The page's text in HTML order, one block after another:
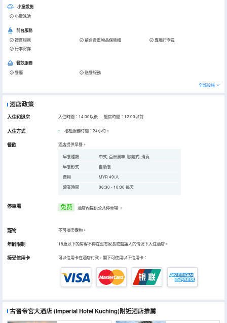
小童設施
小童泳池
前台服務
禮賓服務 前台貴重物品保險櫃
專職行李員
行李寄存
餐飲服務
餐廳 送餐服務
全部設施
酒店政策
入住和退房 入住時間：14:00以後 退房時間：12:00以前
入住方式 櫃枱服務時間：24小時。
餐飲 酒店提供早餐。
早餐種類
中式, 亞洲風味, 歐陸式, 清真
早餐形式
自助餐
費用
MYR 49/人
營業時間
06:30 - 10:00 每天
停車場 免费 酒店內提供公共停車場 。
寵物 不可攜帶寵物。
年齡限制 18歲以下的房客不得在沒有家長或監護人的情況下入住酒店。
接受信用卡 可以信用卡在酒店付款，閣下可使用以下信用卡：
古晉帝宮大酒店(Imperial Hotel Kuching)附近酒店推薦